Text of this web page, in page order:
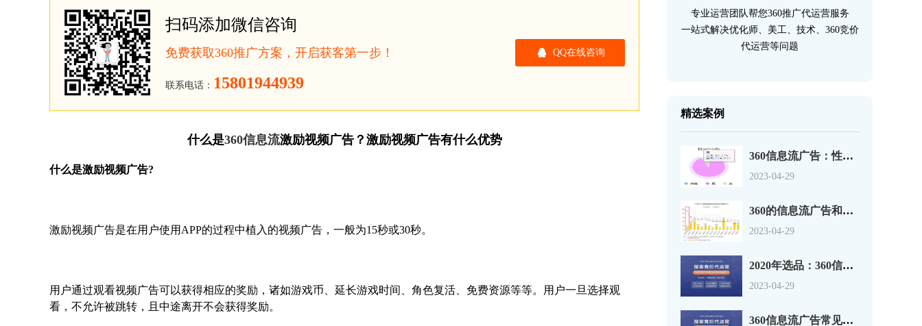
专业运营团队帮您360推广代运营服务
一站式解决优化师、美工、技术、360竞价
代运营等问题
精选案例
360信息流广告：性别、年龄、地域，你真的会设么？
2023-04-29
360的信息流广告和搜索推广简单的介绍您看看！
2023-04-29
2020年选品：360信息流广告投放趋势看出12个潜力爆款！
2023-04-29
360信息流广告常见的一些问题
扫码添加微信咨询
免费获取360推广方案，开启获客第一步！
联系电话： 15801944939
QQ在线咨询
什么是360信息流激励视频广告？激励视频广告有什么优势
什么是激励视频广告?
激励视频广告是在用户使用APP的过程中植入的视频广告，一般为15秒或30秒。
用户通过观看视频广告可以获得相应的奖励，诸如游戏币、延长游戏时间、角色复活、免费资源等等。用户一旦选择观
看，不允许被跳转，且中途离开不会获得奖励。